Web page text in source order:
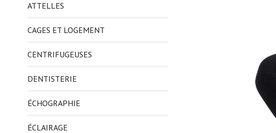
ATTELLES
CAGES ET LOGEMENT
CENTRIFUGEUSES
DENTISTERIE
ÉCHOGRAPHIE
ÉCLAIRAGE